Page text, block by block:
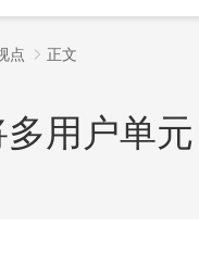
点 正文
用户单